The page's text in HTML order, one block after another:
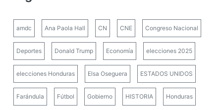
amdc Ana Paola Hall CN CNE Congreso Nacional
Deportes Donald Trump Economía elecciones 2025
elecciones Honduras Elsa Oseguera ESTADOS UNIDOS
Farándula Fútbol Gobierno HISTORIA Honduras